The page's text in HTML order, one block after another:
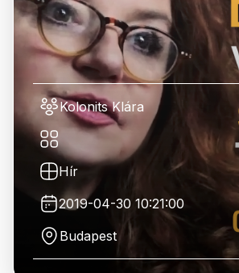
Kolonits Klára
Hír
2019-04-30 10:21:00
Budapest